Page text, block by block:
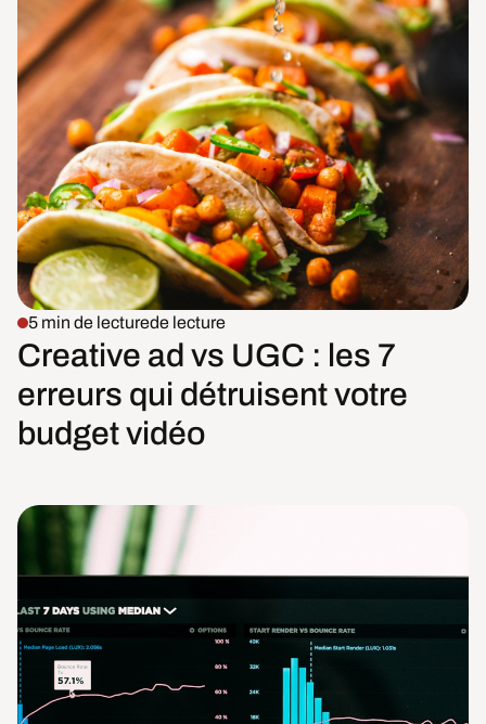
5 min de lecturede lecture
Creative ad vs UGC : les 7
erreurs qui détruisent votre
budget vidéo